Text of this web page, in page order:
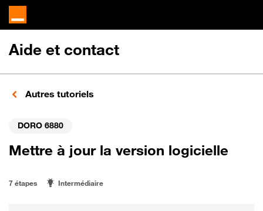
Aide et contact
Autres tutoriels
DORO 6880
Mettre à jour la version logicielle
7 étapes Intermédiaire